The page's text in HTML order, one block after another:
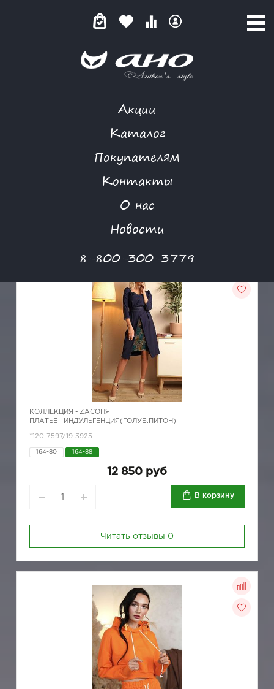
Акции
Каталог
Покупателям
Контакты
О нас
Новости
8-800-300-3779
КАТАЛОГ ТОВАРОВ
КОЛЛЕКЦИЯ - ZAСОНЯ
ПЛАТЬЕ - ИНДУЛЬГЕНЦИЯ(ГОЛУБ.ПИТОН)
*120-7597/19-3925
164-80 164-88
12 850 руб
В корзину
Читать отзывы 0